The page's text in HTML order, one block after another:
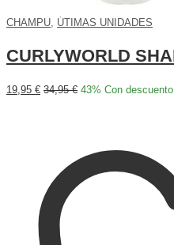
CHAMPU ÚTIMAS UNIDADES
19,95 € 34,95€ 43% Con descuento